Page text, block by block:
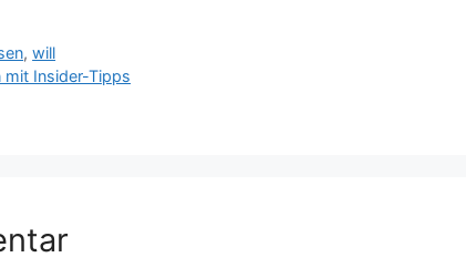
,will
mit Insider-Tipps